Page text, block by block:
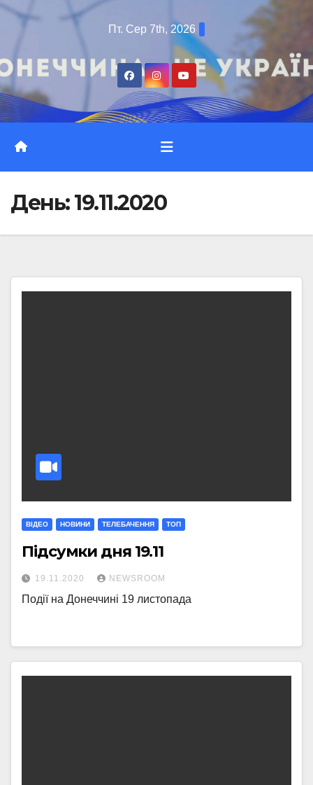
Перейти
Пт. Сер 7th, 2026
День:19.11.2020
ВІДЕО НОВИНИ ТЕЛЕБАЧЕННЯ ТОП
Підсумки дня 19.11
19.11.2020 NEWSROOM
Події на Донеччині 19 листопада